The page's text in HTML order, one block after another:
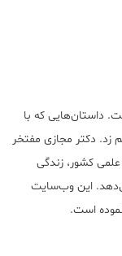
داستان‌هایی که با
زد. دکتر مجازی مفتخر
کشور، زندگی
این وب‌سایت